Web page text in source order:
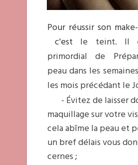
Pour réussir son
c'est le teint. Il
primordial de
peau dans les
les mois précédant le
- Évitez de laisser
maquillage sur votre
cela abîme la peau et
un bref délais vous
cernes ;